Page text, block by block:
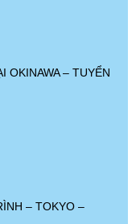
OKINAWA – TUYỂN
– TOKYO –